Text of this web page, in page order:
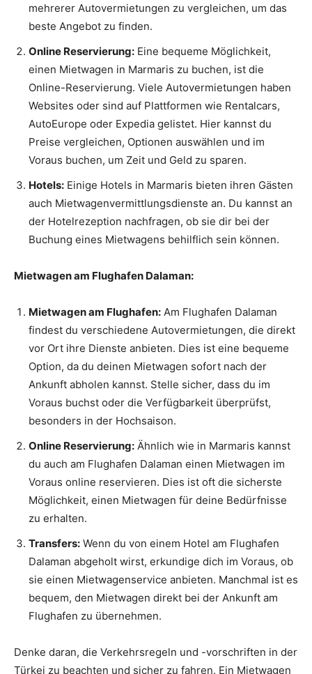
mehrerer Autovermietungen zu vergleichen, um das
beste Angebot zu finden.
Online Reservierung: Eine bequeme Möglichkeit,
einen Mietwagen in Marmaris zu buchen, ist die
Online-Reservierung. Viele Autovermietungen haben
Websites oder sind auf Plattformen wie Rentalcars,
AutoEurope oder Expedia gelistet. Hier kannst du
Preise vergleichen, Optionen auswählen und im
Voraus buchen, um Zeit und Geld zu sparen.
Hotels: Einige Hotels in Marmaris bieten ihren Gästen
auch Mietwagenvermittlungsdienste an. Du kannst an
der Hotelrezeption nachfragen, ob sie dir bei der
Buchung eines Mietwagens behilflich sein können.
Mietwagen am Flughafen Dalaman:
Mietwagen am Flughafen: Am Flughafen Dalaman
findest du verschiedene Autovermietungen, die direkt
vor Ort ihre Dienste anbieten. Dies ist eine bequeme
Option, da du deinen Mietwagen sofort nach der
Ankunft abholen kannst. Stelle sicher, dass du im
Voraus buchst oder die Verfügbarkeit überprüfst,
besonders in der Hochsaison.
Online Reservierung: Ähnlich wie in Marmaris kannst
du auch am Flughafen Dalaman einen Mietwagen im
Voraus online reservieren. Dies ist oft die sicherste
Möglichkeit, einen Mietwagen für deine Bedürfnisse
zu erhalten.
Transfers: Wenn du von einem Hotel am Flughafen
Dalaman abgeholt wirst, erkundige dich im Voraus, ob
sie einen Mietwagenservice anbieten. Manchmal ist es
bequem, den Mietwagen direkt bei der Ankunft am
Flughafen zu übernehmen.
Denke daran, die Verkehrsregeln und -vorschriften in der
Türkei zu beachten und sicher zu fahren. Ein Mietwagen